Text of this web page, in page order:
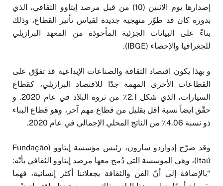
إصدارها يوم الاثنين (10) من قبل مرصد إيتاوو الثقافي، الذي
بدوره كان قد طوّر منهجية جديدة لقياس تأثير القطاع، وذلك
بناءً على البيانات الجزئية المأخوذة من المعهد البرازيلي
للجغرافيا والإحصاء (IBGE).
و بهذا يكون اقتصاد الثقافة والصناعات الإبداعية قد تفوّق على
القطاعات الأخرى المهمة جدًا للاقتصاد البرازيلي، كقطاع
السيارات، الذي شكل 2.1٪ من ثروة البلاد في عام 2020. و
حقّق ايضاً نسبة أقل بقليل من قطاع مهم آخر، وهو قطاع البناء
ذو نسبة 4.06٪ من الناتج المحلي الإجمالي في عام 2020.
وقد صرّح إدواردو سارون، رئيس مؤسسة إيتاوو (Fundação
Itaú)، وهي المؤسسة التي دُمج معها مرصد إيتاوو الثقافي بأنّه:
“بالإضافة إلى أنّ الفن والثقافة يجعلاننا أكثر إنسانية، فهما